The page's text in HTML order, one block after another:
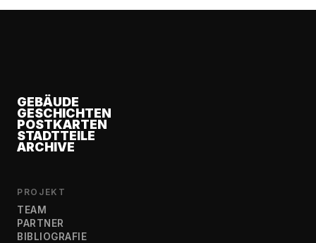
GEBÄUDE
GESCHICHTEN
POSTKARTEN
STADTTEILE
ARCHIVE
PROJEKT
TEAM
PARTNER
BIBLIOGRAFIE